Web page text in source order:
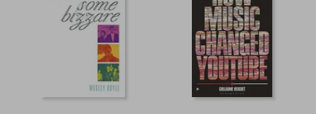
39,96 €
5%
dcto.